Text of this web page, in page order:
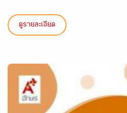
ดูรายละเอียด